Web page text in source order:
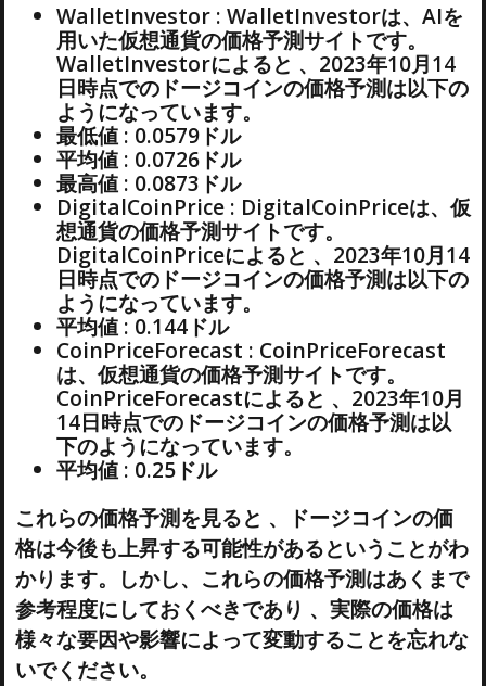
WalletInvestor : WalletInvestorは、AIを
用いた仮想通貨の価格予測サイトです。
WalletInvestorによると 、2023年10月14
日時点でのドージコインの価格予測は以下の
ようになっています。
最低値 : 0.0579ドル
平均値 : 0.0726ドル
最高値 : 0.0873ドル
DigitalCoinPrice : DigitalCoinPriceは、仮
想通貨の価格予測サイトです。
DigitalCoinPriceによると 、2023年10月14
日時点でのドージコインの価格予測は以下の
ようになっています。
平均値 : 0.144ドル
CoinPriceForecast : CoinPriceForecast
は、仮想通貨の価格予測サイトです。
CoinPriceForecastによると 、2023年10月
14日時点でのドージコインの価格予測は以
下のようになっています。
平均値 : 0.25ドル
これらの価格予測を見ると 、ドージコインの価
格は今後も上昇する可能性があるということがわ
かります。しかし、これらの価格予測はあくまで
参考程度にしておくべきであり 、実際の価格は
様々な要因や影響によって変動することを忘れな
いでください。